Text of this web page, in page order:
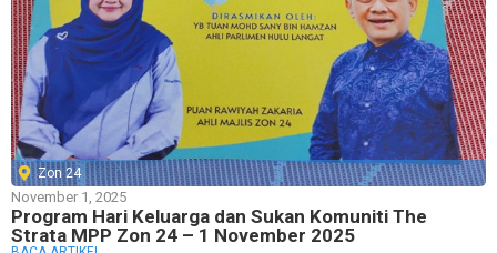
Zon 24
November 1, 2025
Program Hari Keluarga dan Sukan Komuniti The
Strata MPP Zon 24 – 1 November 2025